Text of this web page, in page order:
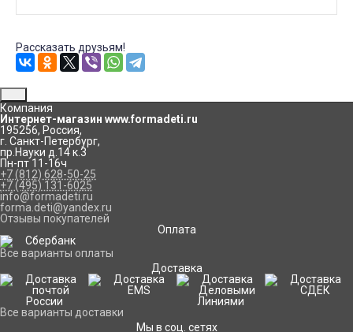
Рассказать друзьям!
Компания
Интернет-магазин www.formadeti.ru
195256, Россия,
г. Санкт-Петербург,
пр.Науки д.14 к.3
Пн-пт 11-16ч
+7 (812) 628-50-25
+7 (495) 131-6025
info@formadeti.ru
forma.deti@yandex.ru
Отзывы покупателей
Оплата
Все варианты оплаты
Доставка
Все варианты доставки
Мы в соц. сетях